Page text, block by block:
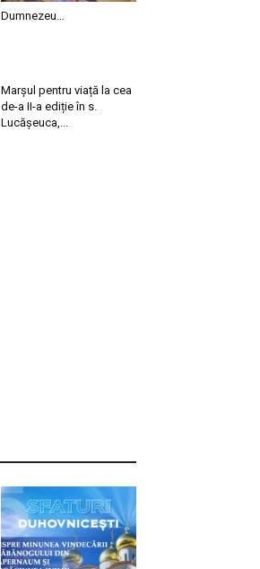
Dumnezeu…
Marșul pentru viață la cea
de-a II-a ediție în s.
Lucășeuca,...